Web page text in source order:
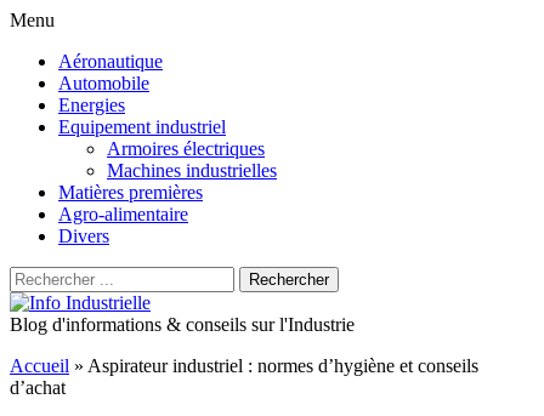
Menu
contenu
principal
Aéronautique
Automobile
Energies
Equipement industriel
Armoires électriques
Machines industrielles
Matières premières
Agro-alimentaire
Divers
Recherche
pour
:
Rechercher
Blog d'informations & conseils sur l'Industrie
Accueil » Aspirateur industriel : normes d’hygiène et conseils
d’achat